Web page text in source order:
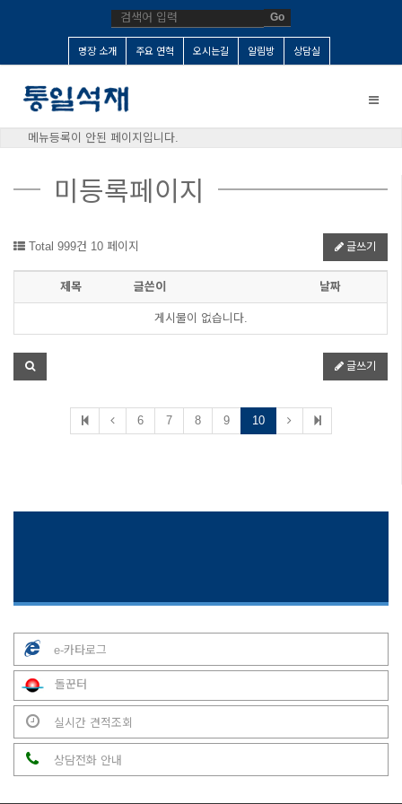
Go
명장 소개 주요 연혁 오시는길 알림방 상담실
Toggle
메뉴등록이 안된 페이지입니다.
미등록페이지
Total 999건 10 페이지 글쓰기
제목 글쓴이 날짜
게시물이 없습니다.
글쓰기
6 7 8 9 10
e-카타로그
돌꾼터
실시간 견적조회
상담전화 안내